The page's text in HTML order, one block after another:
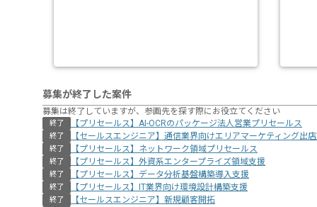
募集が終了した案件
募集は終了していますが、参画先を探す際にお役立てください
終了 【プリセールス】AI-OCRのパッケージ法人営業プリセールス
終了 【セールスエンジニア】通信業界向けエリアマーケティング出
終了 【プリセールス】ネットワーク領域プリセールス
終了 【プリセールス】外資系エンタープライズ領域支援
終了 【プリセールス】データ分析基盤構築導入支援
終了 【プリセールス】IT業界向け環境設計構築支援
終了 【セールスエンジニア】新規顧客開拓